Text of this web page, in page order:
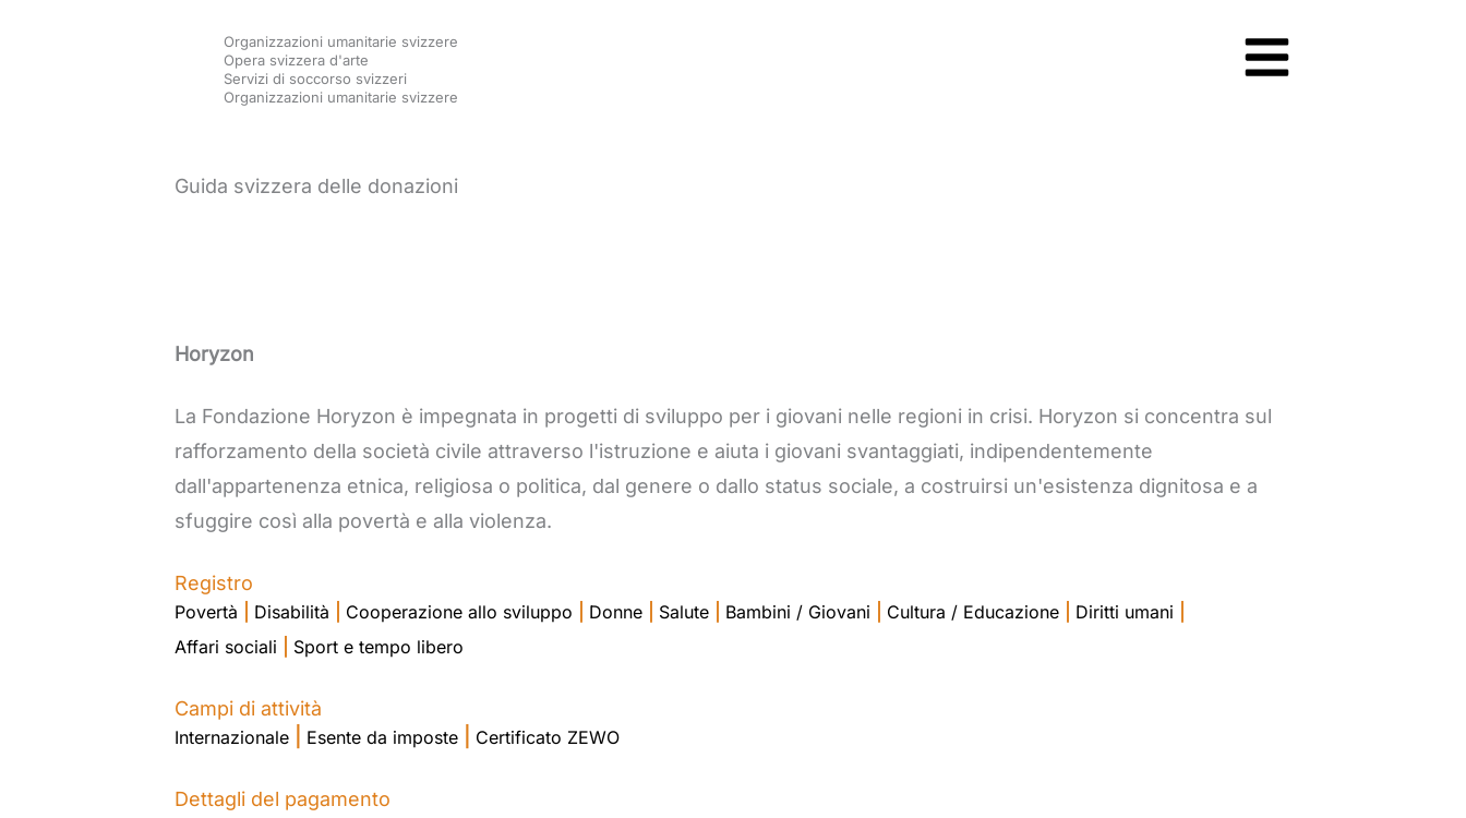
Organizzazioni umanitarie svizzere
Opera svizzera d'arte
Servizi di soccorso svizzeri
Organizzazioni umanitarie svizzere
Guida svizzera delle donazioni
Horyzon
La Fondazione Horyzon è impegnata in progetti di sviluppo per i giovani nelle regioni in crisi. Horyzon si concentra sul
rafforzamento della società civile attraverso l'istruzione e aiuta i giovani svantaggiati, indipendentemente
dall'appartenenza etnica, religiosa o politica, dal genere o dallo status sociale, a costruirsi un'esistenza dignitosa e a
sfuggire così alla povertà e alla violenza.
Registro
Povertà Disabilità Cooperazione allo sviluppo Donne Salute Bambini / Giovani Cultura / Educazione Diritti umani
Affari sociali
Sport e tempo libero
Campi di attività
Internazionale Esente da imposte Certificato ZEWO
Dettagli del pagamento